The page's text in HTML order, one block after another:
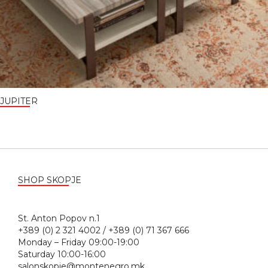
JUPITER
SHOP SKOPJE
St. Anton Popov n.1
+389 (0) 2 321 4002 / +389 (0) 71 367 666
Monday – Friday 09:00-19:00
Saturday 10:00-16:00